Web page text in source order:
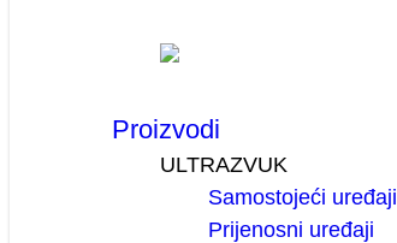
Proizvodi
ULTRAZVUK
Samostojeći uređaji
Prijenosni uređaji